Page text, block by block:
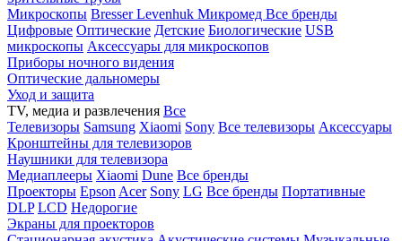
Микроскопы BresserLevenhuk Микромед Все бренды
Цифровые Оптические Детские Биологические USB
микроскопы Аксессуары для микроскопов
Приборы ночного видения
Оптические дальномеры
Уход и защита
TV, медиа и развлечения Все
Телевизоры Samsung Xiaomi Sony Все телевизоры Аксессуары
Кронштейны для телевизоров
Наушники для телевизора
Медиаплееры Xiaomi Dune Все бренды
Проекторы Epson Acer Sony LG Все бренды Портативные
DLP LCD Недорогие
Экраны для проекторов